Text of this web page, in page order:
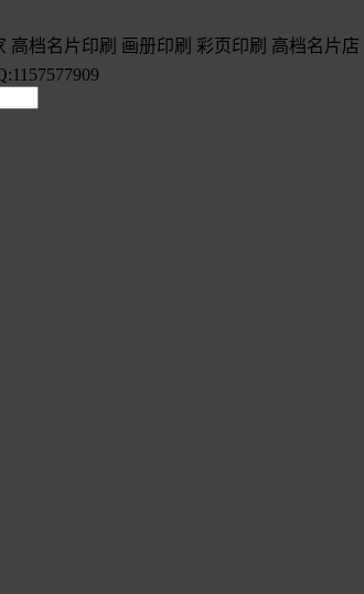
高档名片印刷 画册印刷 彩页印刷 高档名片店